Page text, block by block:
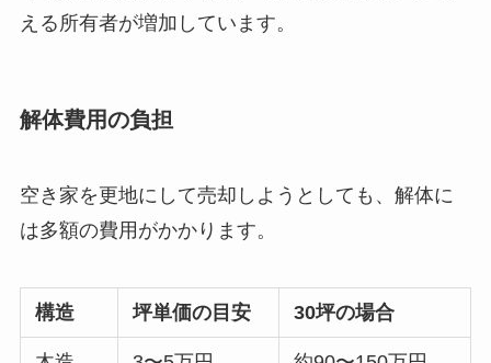
える所有者が増加しています。
解体費用の負担
空き家を更地にして売却しようとしても、解体に
は多額の費用がかかります。
構造 坪単価の目安 30坪の場合